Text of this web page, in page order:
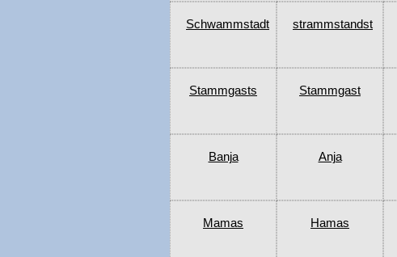
Schwammstadt strammstandst
Stammgasts Stammgast
Banja Anja
Mamas Hamas